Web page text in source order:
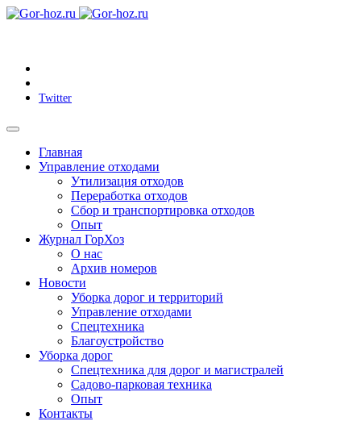
Twitter
Главная
Управление отходами
Утилизация отходов
Переработка отходов
Сбор и транспортировка отходов
Опыт
Журнал ГорХоз
О нас
Архив номеров
Новости
Уборка дорог и территорий
Управление отходами
Спецтехника
Благоустройство
Уборка дорог
Спецтехника для дорог и магистралей
Садово-парковая техника
Опыт
Контакты